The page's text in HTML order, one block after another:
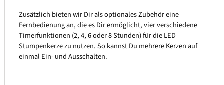
Zusätzlich bieten wir Dir als optionales Zubehör eine
Fernbedienung an, die es Dir ermöglicht, vier verschiedene
Timerfunktionen (2, 4, 6 oder 8 Stunden) für die LED
Stumpenkerze zu nutzen. So kannst Du mehrere Kerzen auf
einmal Ein- und Ausschalten.